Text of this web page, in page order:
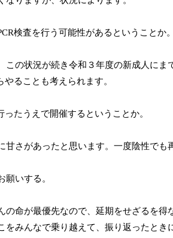
検査を行う可能性があるということか。
の状況が続き令和３年度の新成人にま
ることも考えられます。
ったうえで開催するということか。
さがあったと思います。一度陰性でも
いする。
命が最優先なので、延期をせざるを
みんなで乗り越えて、振り返ったとき